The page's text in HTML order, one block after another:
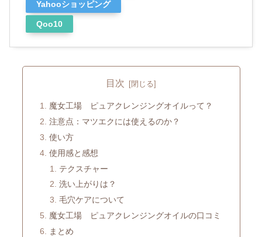
Yahooショッピング
Qoo10
目次
魔女工場 ピュアクレンジングオイルって？
注意点：マツエクには使えるのか？
使い方
使用感と感想
テクスチャー
洗い上がりは？
毛穴ケアについて
魔女工場 ピュアクレンジングオイルの口コミ
まとめ